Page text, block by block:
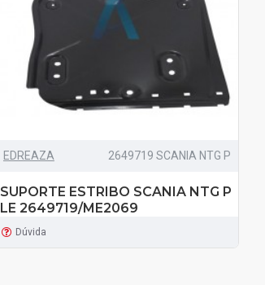
EDREAZA 2649719 SCANIA NTG P
SUPORTE ESTRIBO SCANIA NTG P
LE 2649719/ME2069
Dúvida